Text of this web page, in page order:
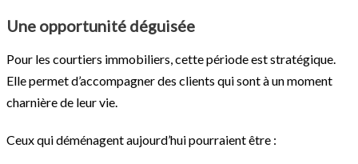
Une opportunité déguisée
Pour les courtiers immobiliers, cette période est stratégique.
Elle permet d’accompagner des clients qui sont à un moment
charnière de leur vie.
Ceux qui déménagent aujourd’hui pourraient être :